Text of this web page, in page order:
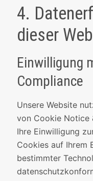
4.
dieser
Einwilligung
Compliance
Unsere Website
von Cookie Notice
Ihre Einwilligung
Cookies auf Ihrem
bestimmter